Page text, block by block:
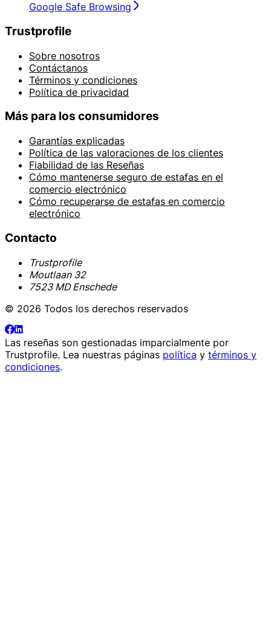
Google Safe Browsing
Trustprofile
Sobre nosotros
Contáctanos
Términos y condiciones
Política de privacidad
Más para los consumidores
Garantías explicadas
Política de las valoraciones de los clientes
Fiabilidad de las Reseñas
Cómo mantenerse seguro de estafas en el
comercio electrónico
Cómo recuperarse de estafas en comercio
electrónico
Contacto
Trustprofile
Moutlaan 32
7523 MD Enschede
© 2026 Todos los derechos reservados
Las reseñas son gestionadas imparcialmente por
Trustprofile. Lea nuestras páginas política y términos y
condiciones.